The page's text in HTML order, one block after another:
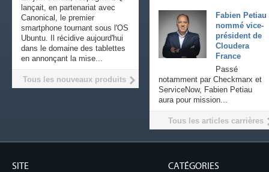
Fabien Petiau
nommé vice-
président de
Cloudera
France
Passé
notamment par Checkmarx et
ServiceNow, Fabien Petiau
aura pour mission...
Tous les articles carrières
lançait, en partenariat avec
Canonical, le premier
smartphone tournant sous l'OS
Ubuntu. Il récidive aujourd'hui
dans le domaine des tablettes
en annonçant la mise...
Tous les nouveaux produits
SITE CATÉGORIES